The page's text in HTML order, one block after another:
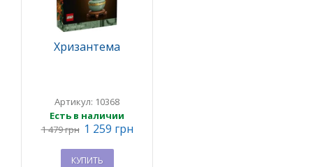
Хризантема
Артикул: 10368
Есть в наличии
1 479 грн 1 259 грн
КУПИТЬ